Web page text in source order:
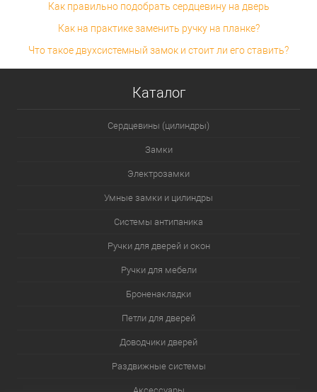
Как правильно подобрать сердцевину на дверь
Как на практике заменить ручку на планке?
Что такое двухсистемный замок и стоит ли его ставить?
Каталог
Сердцевины (цилиндры)
Замки
Электрозамки
Умные замки и цилиндры
Системы антипаника
Ручки для дверей и окон
Ручки для мебели
Броненакладки
Петли для дверей
Доводчики дверей
Раздвижные системы